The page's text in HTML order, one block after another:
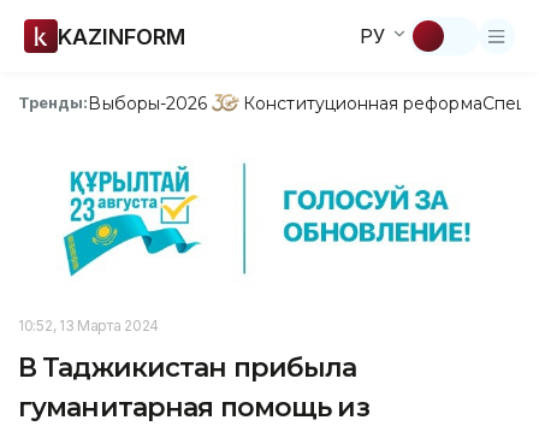
KAZINFORM РУ
Тренды:Выборы-2026 Конституционная реформа
10:52, 13 Марта 2024
В Таджикистан прибыла
гуманитарная помощь из